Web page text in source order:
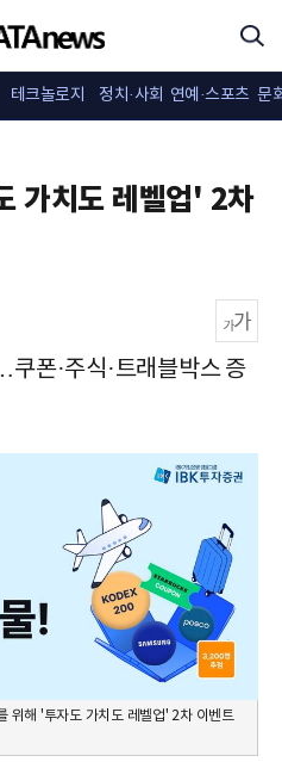
테크놀로지 정치·사회 연예·스포츠 문
가치도 레벨업' 2차
폰·주식·트래블박스 증
위해 '투자도 가치도 레벨업' 2차 이벤트